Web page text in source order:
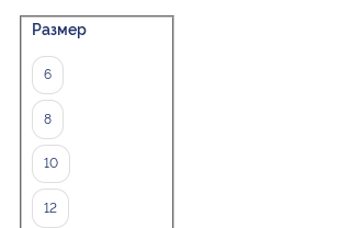
Размер
6
8
10
12